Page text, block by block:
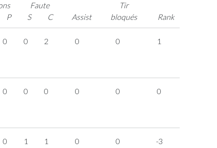
P
Faute
S
C Assist
Tir
bloqués
Rank
0 0 2 0 0 1
0 0 0 0 0 0
0 1 1 0 0 -3